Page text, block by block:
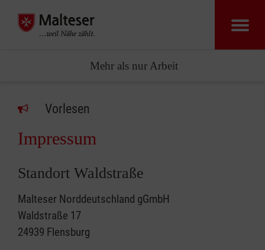
Mehr als nur Arbeit
Vorlesen
Impressum
Standort Waldstraße
Malteser Norddeutschland gGmbH
Waldstraße 17
24939 Flensburg